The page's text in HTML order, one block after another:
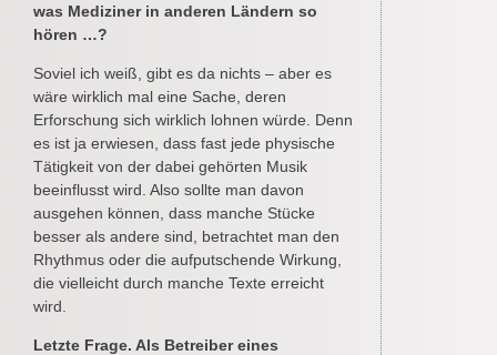
was Mediziner in anderen Ländern so
hören …?
Soviel ich weiß, gibt es da nichts – aber es
wäre wirklich mal eine Sache, deren
Erforschung sich wirklich lohnen würde. Denn
es ist ja erwiesen, dass fast jede physische
Tätigkeit von der dabei gehörten Musik
beeinflusst wird. Also sollte man davon
ausgehen können, dass manche Stücke
besser als andere sind, betrachtet man den
Rhythmus oder die aufputschende Wirkung,
die vielleicht durch manche Texte erreicht
wird.
Letzte Frage. Als Betreiber eines